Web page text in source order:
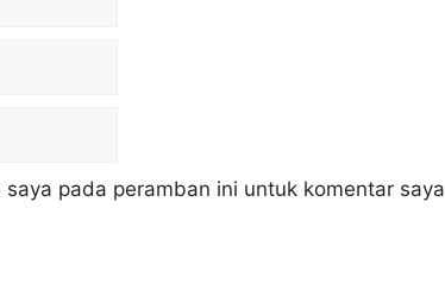
pada peramban ini untuk komentar saya